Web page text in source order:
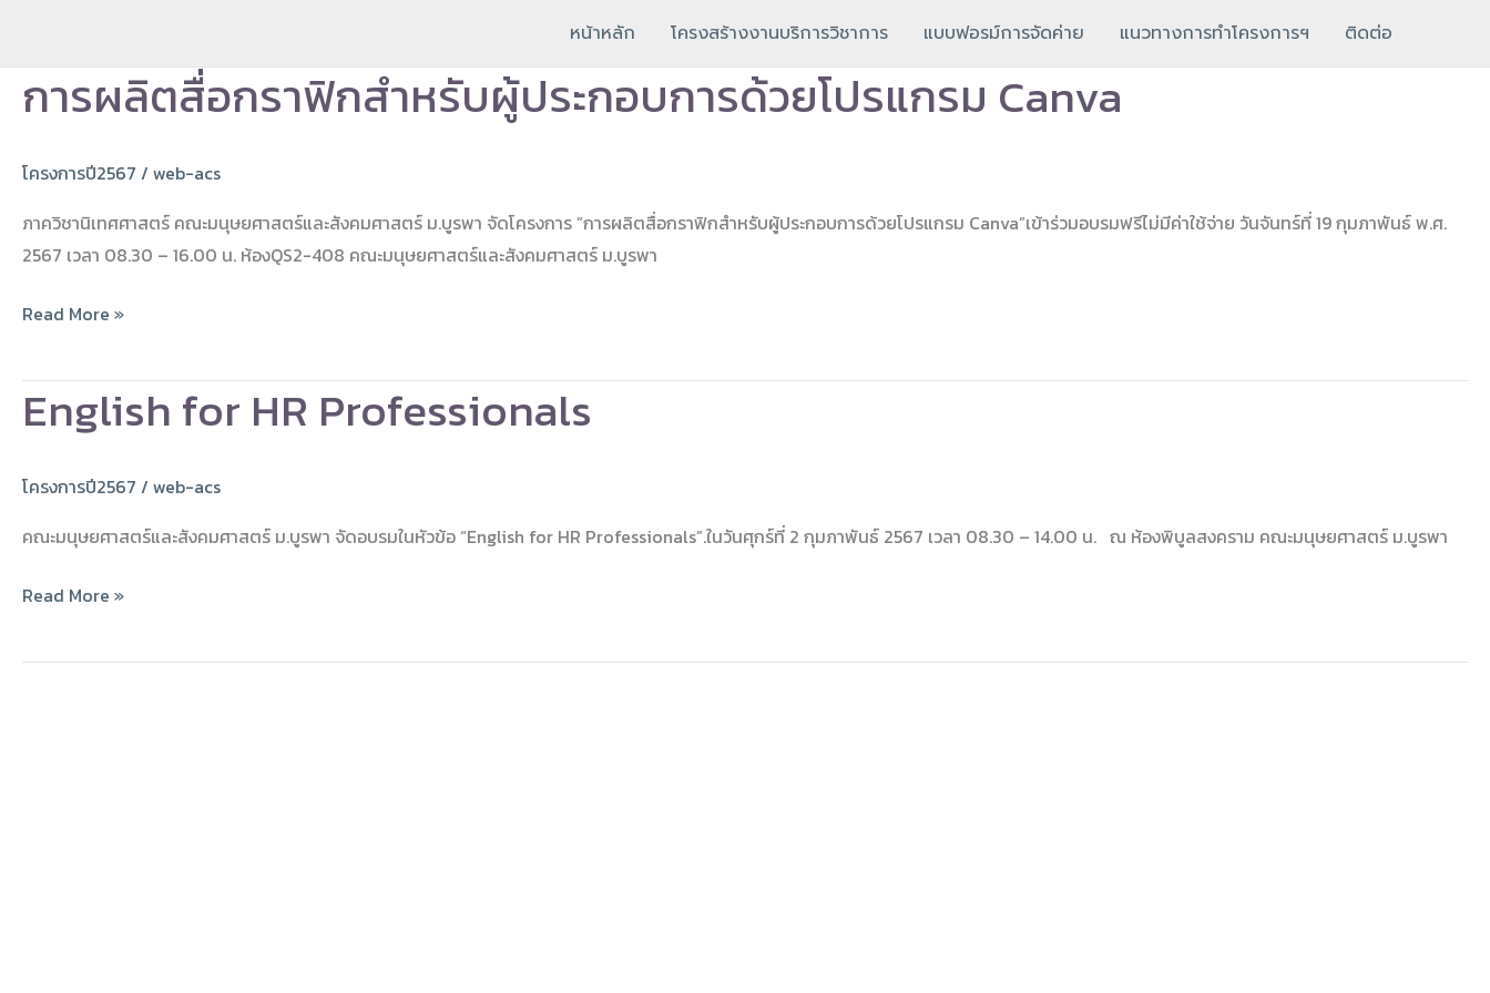
หน้าหลัก โครงสร้างงานบริการวิชาการ แบบฟอรม์การจัดค่าย แนวทางการทำโครงการฯ ติดต่อ
การผลิตสื่อกราฟิกสำหรับผู้ประกอบการด้วยโปรแกรม Canva
โครงการปี2567 / web-acs
ภาควิชานิเทศศาสตร์ คณะมนุษยศาสตร์และสังคมศาสตร์ ม.บูรพา จัดโครงการ “การผลิตสื่อกราฟิกสำหรับผู้ประกอบการด้วยโปรแกรม Canva”เข้าร่วมอบรมฟรีไม่มีค่าใช้จ่าย วันจันทร์ที่ 19 กุมภาพันธ์ พ.ศ.
2567 เวลา 08.30 – 16.00 น. ห้องQS2-408 คณะมนุษยศาสตร์และสังคมศาสตร์ ม.บูรพา
การ
ผลิต
กราฟิก
สำหรับ
ผู้
การ
Canva
Read More »
English for HR Professionals
โครงการปี2567 / web-acs
คณะมนุษยศาสตร์และสังคมศาสตร์ ม.บูรพา จัดอบรมในหัวข้อ “English for HR Professionals”.ในวันศุกร์ที่ 2 กุมภาพันธ์ 2567 เวลา 08.30 – 14.00 น. ณ ห้องพิบูลสงคราม คณะมนุษยศาสตร์ ม.บูรพา
English
for
Professionals
Read More »